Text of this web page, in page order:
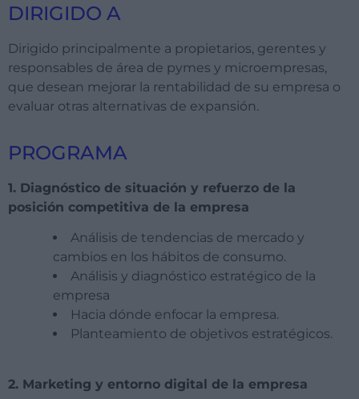
DIRIGIDO A
Dirigido principalmente a propietarios, gerentes y
responsables de área de pymes y microempresas,
que desean mejorar la rentabilidad de su empresa o
evaluar otras alternativas de expansión.
PROGRAMA
1. Diagnóstico de situación y refuerzo de la
posición competitiva de la empresa
Análisis de tendencias de mercado y
cambios en los hábitos de consumo.
Análisis y diagnóstico estratégico de la
empresa
Hacia dónde enfocar la empresa.
Planteamiento de objetivos estratégicos.
2. Marketing y entorno digital de la empresa